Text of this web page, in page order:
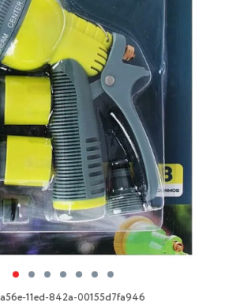
11ed-842a-00155d7fa946